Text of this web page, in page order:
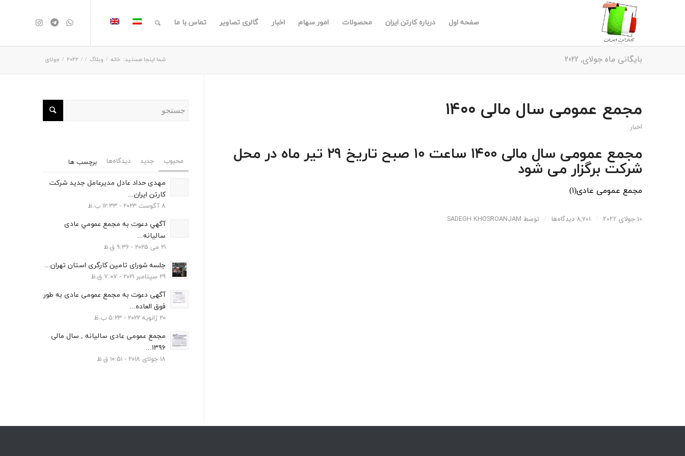
صفحه اول درباره کارتن ایران محصولات امور سهام اخبار گالری تصاویر تماس با ما
بایگانی ماه جولای, 2022 شما اینجا هستید: خانه / وبلاگ /
/
2022
/ جولای
مجمع عمومی سال مالی 1400
اخبار
مجمع عمومی سال مالی 1400 ساعت 10 صبح تاریخ 29 تیر ماه در محل
شرکت برگزار می شود
مجمع عمومی عادی(1)
10 جولای 2022 8,701 دیدگاه‌ها توسط SADEGH KHOSROANJAM
محبوب جدید دیدگاه‌ها برچسب ها
مهدی حداد عادل مدیرعامل جدید شرکت
کارتن ایران...
8 آگوست 2023 - 12:33 ب.ظ
آگهي دعوت به مجمع عمومي عادی
سالیانه...
21 می 2025 - 9:36 ق.ظ
جلسه شورای تامین کارگری استان تهران...
29 سپتامبر 2021 - 7:07 ق.ظ
آگهی دعوت به مجمع عمومی عادی به طور
فوق العاده...
20 ژانویه 2022 - 5:23 ب.ظ
مجمع عمومی عادی سالیانه , سال مالی
1396...
18 جولای 2018 - 10:51 ق.ظ